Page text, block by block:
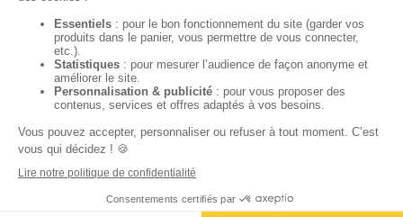
Conditions Générales de vente magasin
Conditions Générales de vente internet
Mentions Légales
Données personnelles
Codes promo Le Roi du Matelas
Copyright © 2022. All rights reserved.